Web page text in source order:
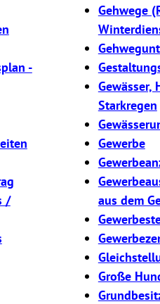
-
/
Gehwege
Gewässer,
Starkregen
Gewerbe
aus dem
Große